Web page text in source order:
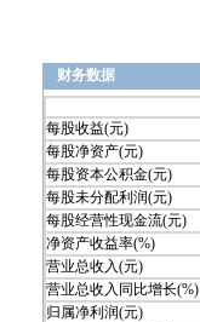
财务数据
每股收益(元)
每股净资产(元)
每股资本公积金(元)
每股未分配利润(元)
每股经营性现金流(元)
净资产收益率(%)
营业总收入(元)
营业总收入同比增长(%)
归属净利润(元)